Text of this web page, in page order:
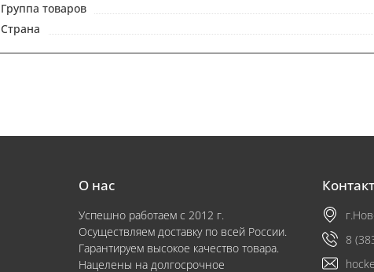
Группа товаров
Страна
О нас
Успешно работаем с 2012 г.
Осуществляем доставку по всей России.
Гарантируем высокое качество товара.
Нацелены на долгосрочное
8